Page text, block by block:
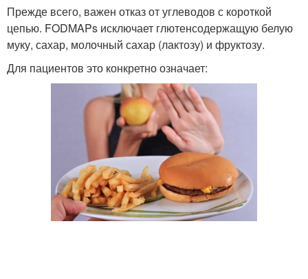
Прежде всего, важен отказ от углеводов с короткой
цепью. FODMAPs исключает глютенсодержащую белую
муку, сахар, молочный сахар (лактозу) и фруктозу.
Для пациентов это конкретно означает: